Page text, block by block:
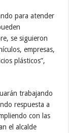
para atender
se siguieron
empresas,
plásticos”,
trabajando
respuesta a
con las
el alcalde